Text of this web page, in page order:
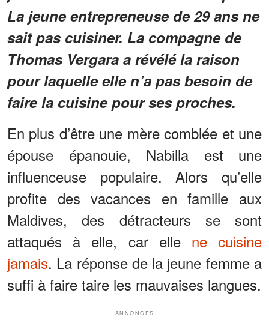
La jeune entrepreneuse de 29 ans ne
sait pas cuisiner. La compagne de
Thomas Vergara a révélé la raison
pour laquelle elle n’a pas besoin de
faire la cuisine pour ses proches.
En plus d’être une mère comblée et une
épouse épanouie, Nabilla est une
influenceuse populaire. Alors qu’elle
profite des vacances en famille aux
Maldives, des détracteurs se sont
attaqués à elle, car elle ne cuisine
jamais. La réponse de la jeune femme a
suffi à faire taire les mauvaises langues.
ANNONCES